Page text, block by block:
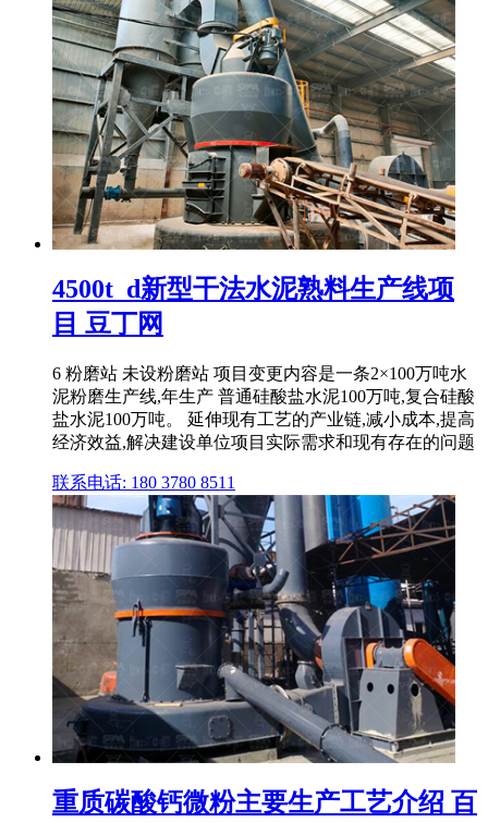
4500t_d新型干法水泥熟料生产线项
目 豆丁网
6 粉磨站 未设粉磨站 项目变更内容是一条2×100万吨水
泥粉磨生产线,年生产 普通硅酸盐水泥100万吨,复合硅酸
盐水泥100万吨。 延伸现有工艺的产业链,减小成本,提高
经济效益,解决建设单位项目实际需求和现有存在的问题
联系电话: 180 3780 8511
重质碳酸钙微粉主要生产工艺介绍 百